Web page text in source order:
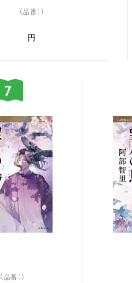
（品番：）
円
（品番：）